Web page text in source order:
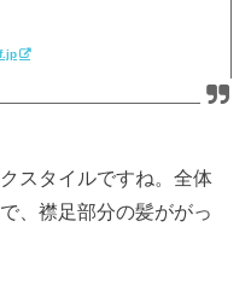
スタイルですね。全体
、襟足部分の髪ががっ